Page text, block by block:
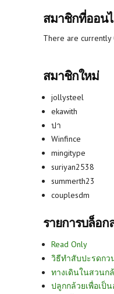
สมาชิกที่ออน
There are currently
สมาชิกใหม่
jollysteel
ekawith
ปา
Winfince
mingitype
suriyan2538
summerth23
couplesdm
รายการบล็อก
Read Only
วิธีทำสับปะรดกว
ทางเดินในสวนก
ปลูกกล้วยเพื่อเป็